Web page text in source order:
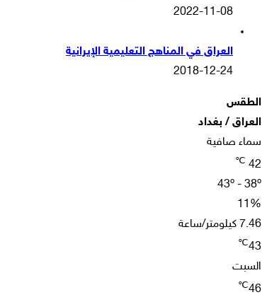
2022-11-08
العراق في المناهج التعليمية الإيرانية
2018-12-24
الطقس
العراق / بغداد
سماء صافية
42
℃
43º - 38º
11%
7.46 كيلومتر/ساعة
43
℃
السبت
46
℃